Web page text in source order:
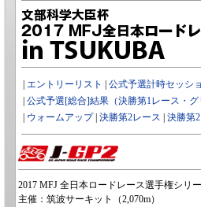
エントリーリスト
公式予選計時セッシ
公式予選[総合]結果（決勝第1レース・
ウォームアップ| 決勝第2レース 決勝第
2017 MFJ 全日本ロードレース選手権シリ
主催：筑波サーキット（2,070m）